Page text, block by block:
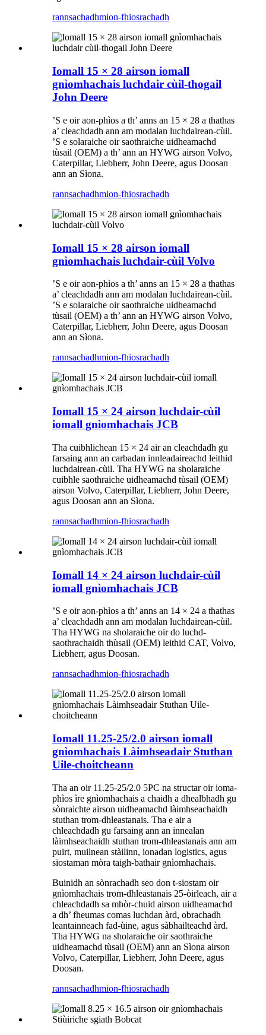
rannsachadhmion-fhiosrachadh
Iomall 15 × 28 airson iomall
gnìomhachais luchdair cùil-thogail
John Deere
’S e oir aon-phìos a th’ anns an 15 × 28 a thathas
a’ cleachdadh ann am modalan luchdairean-cùil.
’S e solaraiche oir saothraiche uidheamachd
tùsail (OEM) a th’ ann an HYWG airson Volvo,
Caterpillar, Liebherr, John Deere, agus Doosan
ann an Sìona.
rannsachadhmion-fhiosrachadh
Iomall 15 × 28 airson iomall
gnìomhachais luchdair-cùil Volvo
’S e oir aon-phìos a th’ anns an 15 × 28 a thathas
a’ cleachdadh ann am modalan luchdairean-cùil.
’S e solaraiche oir saothraiche uidheamachd
tùsail (OEM) a th’ ann an HYWG airson Volvo,
Caterpillar, Liebherr, John Deere, agus Doosan
ann an Sìona.
rannsachadhmion-fhiosrachadh
Iomall 15 × 24 airson luchdair-cùil
iomall gnìomhachais JCB
Tha cuibhlichean 15 × 24 air an cleachdadh gu
farsaing ann an carbadan innleadaireachd leithid
luchdairean-cùil. Tha HYWG na sholaraiche
cuibhle saothraiche uidheamachd tùsail (OEM)
airson Volvo, Caterpillar, Liebherr, John Deere,
agus Doosan ann an Sìona.
rannsachadhmion-fhiosrachadh
Iomall 14 × 24 airson luchdair-cùil
iomall gnìomhachais JCB
’S e oir aon-phìos a th’ anns an 14 × 24 a thathas
a’ cleachdadh ann am modalan luchdairean-cùil.
Tha HYWG na sholaraiche oir do luchd-
saothrachaidh thùsail (OEM) leithid CAT, Volvo,
Liebherr, agus Doosan.
rannsachadhmion-fhiosrachadh
Iomall 11.25-25/2.0 airson iomall
gnìomhachais Làimhseadair Stuthan
Uile-choitcheann
Tha an oir 11.25-25/2.0 5PC na structar oir ioma-
phìos ìre gnìomhachais a chaidh a dhealbhadh gu
sònraichte airson uidheamachd làimhseachaidh
stuthan trom-dhleastanais. Tha e air a
chleachdadh gu farsaing ann an innealan
làimhseachaidh stuthan trom-dhleastanais ann am
puirt, muilnean stàilinn, ionadan logistics, agus
siostaman mòra taigh-bathair gnìomhachais.
Buinidh an sònrachadh seo don t-siostam oir
gnìomhachais trom-dhleastanais 25-òirleach, air a
chleachdadh sa mhòr-chuid airson uidheamachd
a dh’ fheumas comas luchdan àrd, obrachadh
leantainneach fad-ùine, agus sàbhailteachd àrd.
Tha HYWG na sholaraiche oir saothraiche
uidheamachd tùsail (OEM) ann an Sìona airson
Volvo, Caterpillar, Liebherr, John Deere, agus
Doosan.
rannsachadhmion-fhiosrachadh